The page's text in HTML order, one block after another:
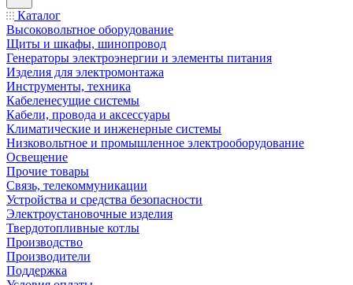
Каталог
Высоковольтное оборудование
Щиты и шкафы, шинопровод
Генераторы электроэнергии и элементы питания
Изделия для электромонтажа
Инструменты, техника
Кабеленесущие системы
Кабели, провода и аксессуары
Климатические и инженерные системы
Низковольтное и промышленное электрооборудование
Освещение
Прочие товары
Связь, телекоммуникации
Устройства и средства безопасности
Электроустановочные изделия
Твердотопливные котлы
Производство
Производители
Поддержка